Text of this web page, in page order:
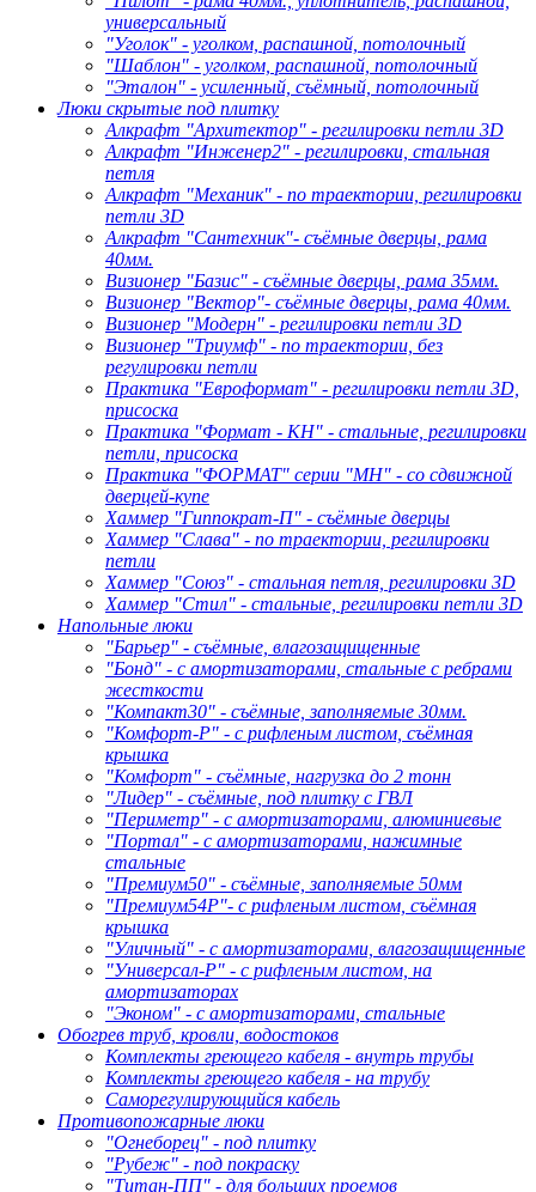
универсальный
"Уголок" - уголком, распашной, потолочный
"Шаблон" - уголком, распашной, потолочный
"Эталон" - усиленный, съёмный, потолочный
Люки скрытые под плитку
Алкрафт "Архитектор" - регилировки петли 3D
Алкрафт "Инженер2" - регилировки, стальная
петля
Алкрафт "Механик" - по траектории, регилировки
петли 3D
Алкрафт "Сантехник"- съёмные дверцы, рама
40мм.
Визионер "Базис" - съёмные дверцы, рама 35мм.
Визионер "Вектор"- съёмные дверцы, рама 40мм.
Визионер "Модерн" - регилировки петли 3D
Визионер "Триумф" - по траектории, без
регулировки петли
Практика "Евроформат" - регилировки петли 3D,
присоска
Практика "Формат - КН" - стальные, регилировки
петли, присоска
Практика "ФОРМАТ" серии "МН" - со сдвижной
дверцей-купе
Хаммер "Гиппократ-П" - съёмные дверцы
Хаммер "Слава" - по траектории, регилировки
петли
Хаммер "Союз" - стальная петля, регилировки 3D
Хаммер "Стил" - стальные, регилировки петли 3D
Напольные люки
"Барьер" - съёмные, влагозащищенные
"Бонд" - с амортизаторами, стальные с ребрами
жесткости
"Компакт30" - съёмные, заполняемые 30мм.
"Комфорт-Р" - с рифленым листом, съёмная
крышка
"Комфорт" - съёмные, нагрузка до 2 тонн
"Лидер" - съёмные, под плитку с ГВЛ
"Периметр" - с амортизаторами, алюминиевые
"Портал" - с амортизаторами, нажимные
стальные
"Премиум50" - съёмные, заполняемые 50мм
"Премиум54Р"- с рифленым листом, съёмная
крышка
"Уличный" - с амортизаторами, влагозащищенные
"Универсал-Р" - с рифленым листом, на
амортизаторах
"Эконом" - с амортизаторами, стальные
Обогрев труб, кровли, водостоков
Комплекты греющего кабеля - внутрь трубы
Комплекты греющего кабеля - на трубу
Саморегулирующийся кабель
Противопожарные люки
"Огнеборец" - под плитку
"Рубеж" - под покраску
"Титан-ПП" - для больших проемов